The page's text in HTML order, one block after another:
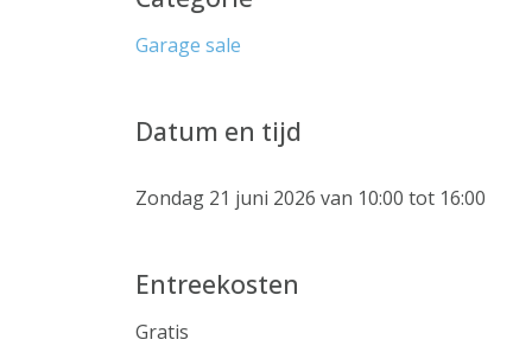
Garage sale
Datum en tijd
Zondag 21 juni 2026 van 10:00 tot 16:00
Entreekosten
Gratis